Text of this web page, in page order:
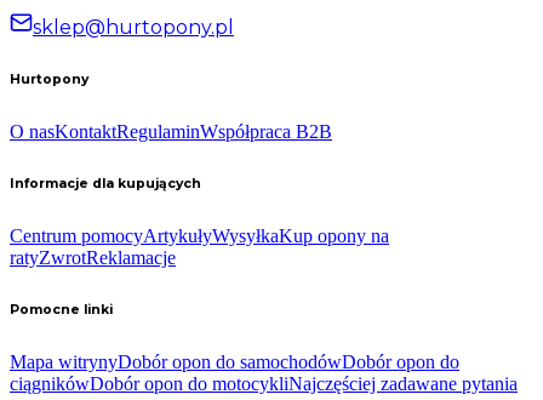
sklep@hurtopony.pl
Hurtopony
O nasKontaktRegulaminWspółpraca B2B
Informacje dla kupujących
Centrum pomocyArtykułyWysyłkaKup opony na
ratyZwrotReklamacje
Pomocne linki
Mapa witrynyDobór opon do samochodówDobór opon do
ciągnikówDobór opon do motocykliNajczęściej zadawane pytania